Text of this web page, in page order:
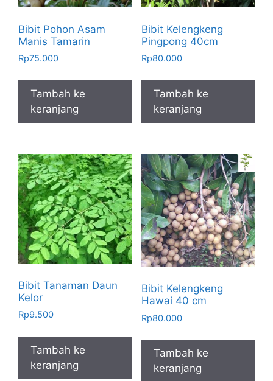
Bibit Pohon Asam
Manis Tamarin
Rp75.000
Tambah ke
keranjang
Bibit Kelengkeng
Pingpong 40cm
Rp80.000
Tambah ke
keranjang
Bibit Tanaman Daun
Kelor
Rp9.500
Tambah ke
keranjang
Bibit Kelengkeng
Hawai 40 cm
Rp80.000
Tambah ke
keranjang